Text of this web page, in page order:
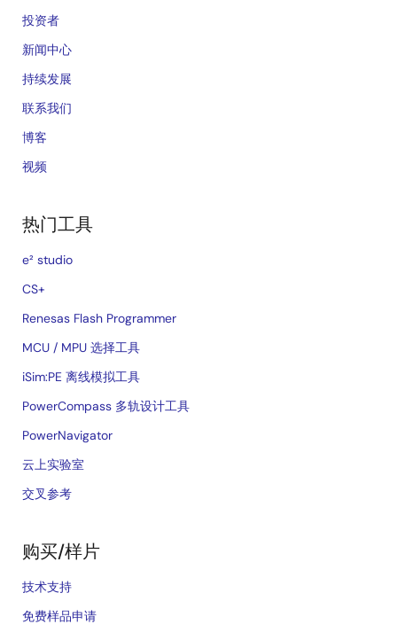
投资者
新闻中心
持续发展
联系我们
博客
视频
热门工具
e² studio
CS+
Renesas Flash Programmer
MCU / MPU 选择工具
iSim:PE 离线模拟工具
PowerCompass 多轨设计工具
PowerNavigator
云上实验室
交叉参考
购买/样片
技术支持
免费样品申请